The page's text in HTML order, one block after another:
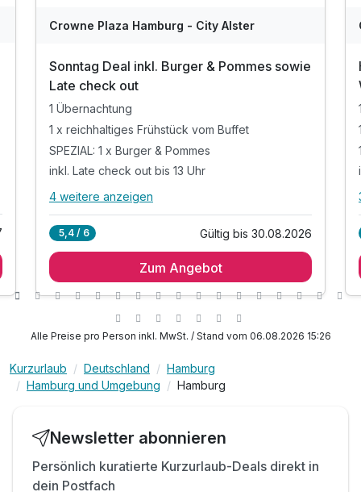
WAR
202
Crowne Plaza Hamburg - City Alster
Sonntag Deal inkl. Burger & Pommes sowie
Late check out
1 Übernachtung
1 x reichhaltiges Frühstück vom Buffet
SPEZIAL: 1 x Burger & Pommes
inkl. Late check out bis 13 Uhr
Alle Inklusivleistungen
1 x reichhaltiges Frühstück vom Buffet
SPEZIAL: 1 x Burger & Pommes
1 x Flasche Wasser zur Begrüßung auf dem
inkl. Tee- und Kaffee Zubereiter auf dem Zimmer
inkl. Nutzung des Fitnessbereiches
4 weitere anzeigen
5,4 / 6 Gültig bis 30.08.2026
Zum Angebot
Alle Preise pro Person inkl. MwSt. / Stand vom 06.08.2026 15:26
Kurzurlaub Deutschland
Hamburg
Hamburg und Umgebung
Hamburg
Newsletter abonnieren
Persönlich kuratierte Kurzurlaub-Deals direkt in
dein Postfach